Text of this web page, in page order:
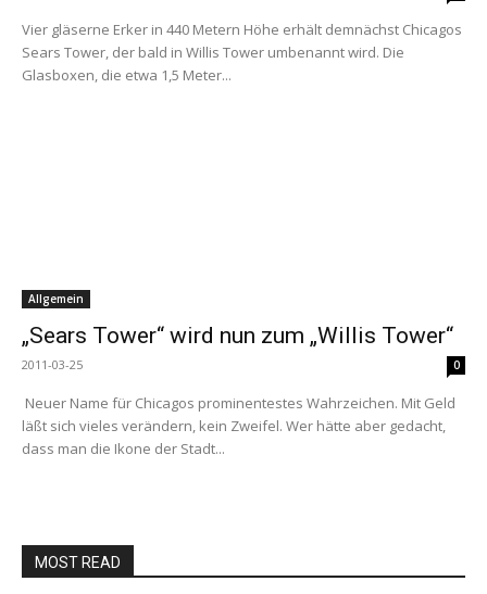
Vier gläserne Erker in 440 Metern Höhe erhält demnächst Chicagos
Sears Tower, der bald in Willis Tower umbenannt wird. Die
Glasboxen, die etwa 1,5 Meter...
Allgemein
„Sears Tower“ wird nun zum „Willis Tower“
2011-03-25 0
Neuer Name für Chicagos prominentestes Wahrzeichen. Mit Geld
läßt sich vieles verändern, kein Zweifel. Wer hätte aber gedacht,
dass man die Ikone der Stadt...
MOST READ